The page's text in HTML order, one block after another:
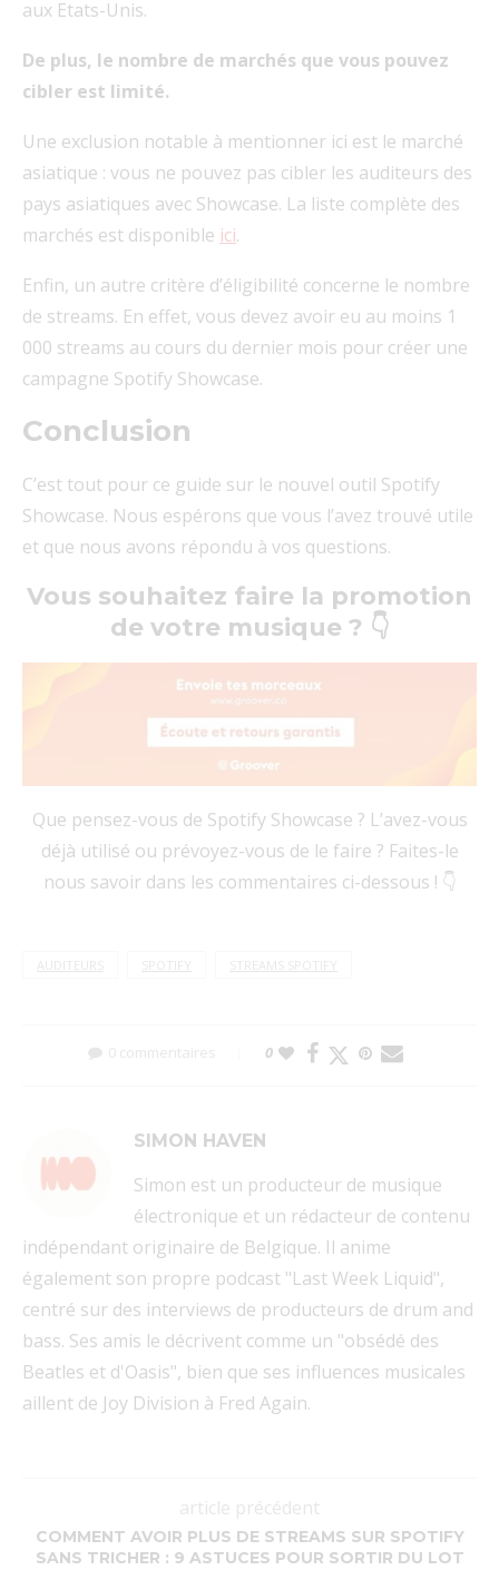
aux Etats-Unis.
De plus, le nombre de marchés que vous pouvez
cibler est limité.
Une exclusion notable à mentionner ici est le marché
asiatique : vous ne pouvez pas cibler les auditeurs des
pays asiatiques avec Showcase. La liste complète des
marchés est disponible ici.
Enfin, un autre critère d’éligibilité concerne le nombre
de streams. En effet, vous devez avoir eu au moins 1
000 streams au cours du dernier mois pour créer une
campagne Spotify Showcase.
Conclusion
C’est tout pour ce guide sur le nouvel outil Spotify
Showcase. Nous espérons que vous l’avez trouvé utile
et que nous avons répondu à vos questions.
Vous souhaitez faire la promotion
de votre musique ? 👇
Que pensez-vous de Spotify Showcase ? L’avez-vous
déjà utilisé ou prévoyez-vous de le faire ? Faites-le
nous savoir dans les commentaires ci-dessous ! 👇
AUDITEURS SPOTIFY STREAMS SPOTIFY
0 commentaires 0
SIMON HAVEN
Simon est un producteur de musique
électronique et un rédacteur de contenu
indépendant originaire de Belgique. Il anime
également son propre podcast "Last Week Liquid",
centré sur des interviews de producteurs de drum and
bass. Ses amis le décrivent comme un "obsédé des
Beatles et d'Oasis", bien que ses influences musicales
aillent de Joy Division à Fred Again.
article précédent
COMMENT AVOIR PLUS DE STREAMS SUR SPOTIFY
SANS TRICHER : 9 ASTUCES POUR SORTIR DU LOT